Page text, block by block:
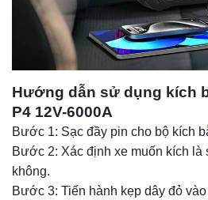
Hướng dẫn sử dụng kích
P4 12V-6000A
Bước 1: Sạc đầy pin cho bộ kích
Bước 2: Xác định xe muốn kích là
không.
Bước 3: Tiến hành kẹp dây đỏ